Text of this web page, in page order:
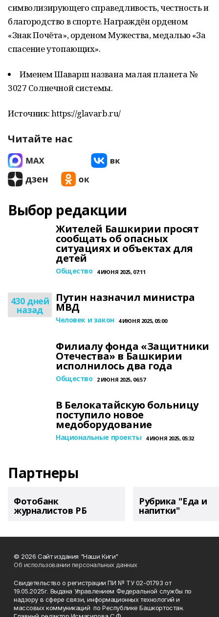
символизирующего справедливость, честность и
благородство в спорте. Награждён орденом
«Знак Почёта», орденом Мужества, медалью «За
спасение утопающих».
Именем Шаварш названа малая планета №
3027 Солнечной системы.
Источник: https://glavarb.ru/
Читайте нас
Выбор редакции
Жителей Башкирии просят
сообщать об опасных
ситуациях и объектах для
детей
Общество 4 ИЮНЯ 2025, 07:11
430 дней
назад
Путин назначил министра
МВД
Человек и закон 4 ИЮНЯ 2025, 05:00
Филиалу фонда «Защитники
Отечества» в Башкирии
исполнилось два года
Общество 2 ИЮНЯ 2025, 06:57
В Белокатайскую больницу
поступило новое
медоборудование
Национальные проекты 4 ИЮНЯ 2025, 05:32
Партнеры
Фотобанк
журналистов РБ
Рубрика "Еда и
напитки"
© 2026 Сайт издания "Наши Киги"
Об использовании персональных данных
Свидетельство о регистрации ПИ № ТУ 02-01793 от
19.05.2025г. Выдана Управлением Федеральной службы по
надзору в сфере связи, информационных технологий и
массовых коммуникаций по Республике Башкортостан.